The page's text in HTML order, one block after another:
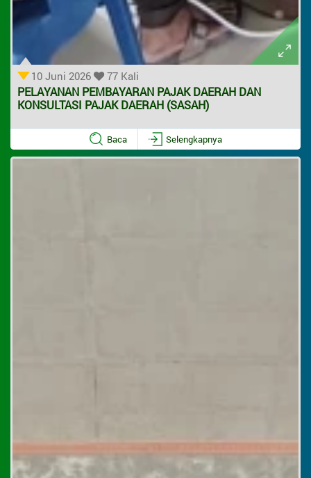
10 Juni 2026 77 Kali
PELAYANAN PEMBAYARAN PAJAK DAERAH DAN
KONSULTASI PAJAK DAERAH (SASAH)
Baca Selengkapnya